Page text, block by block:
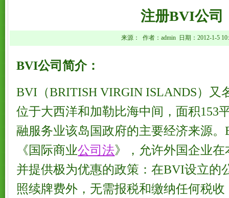
注册BVI公司
来源： 作者：admin 日期：2012-1-5
BVI公司简介：
BVI（BRITISH VIRGIN ISLANDS）又
位于大西洋和加勒比海中间，面积153
融服务业该岛国政府的主要经济来源
《国际商业公司法》，允许外国企业
并提供极为优惠的政策：在BVI设立的
照续牌费外，无需报税和缴纳任何税